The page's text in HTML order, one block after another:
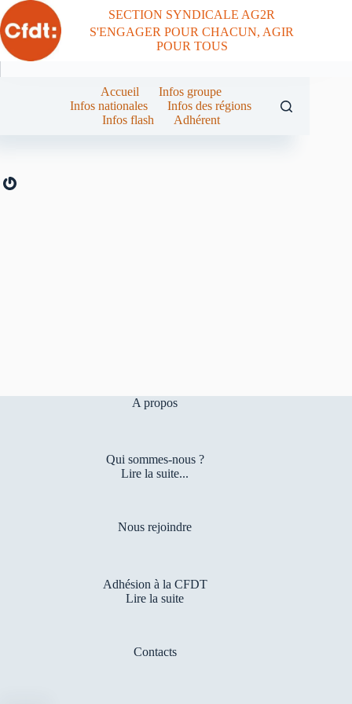
Passer
au
contenu
SECTION SYNDICALE AG2R
S'ENGAGER POUR CHACUN, AGIR
POUR TOUS
Accueil
Infos groupe
Infos nationales
Infos des régions
Infos flash
Adhérent
Gravatar
A propos
Qui sommes-nous ?
Lire la suite...
Nous rejoindre
Adhésion à la CFDT
Lire la suite
Contacts